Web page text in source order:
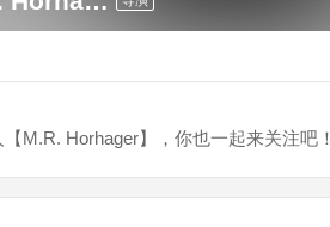
M.R. Horhager】，你也一起来关注吧！